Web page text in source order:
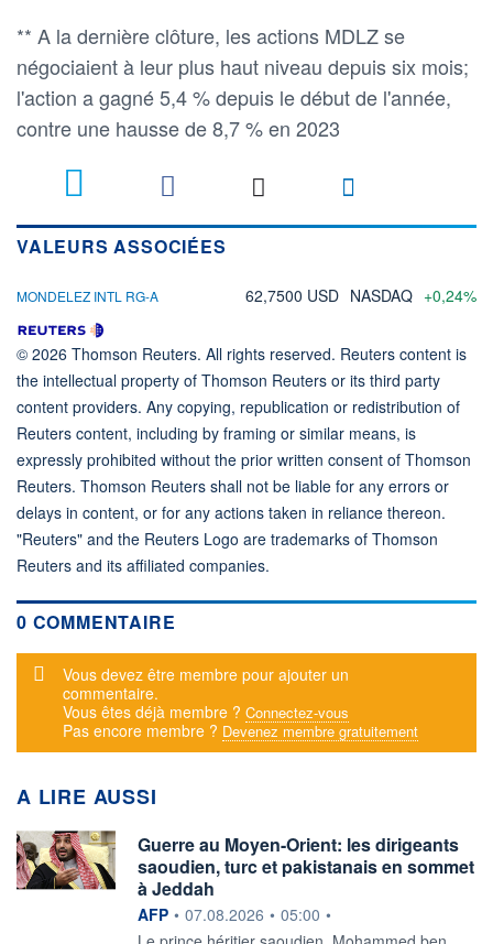
** A la dernière clôture, les actions MDLZ se
négociaient à leur plus haut niveau depuis six mois;
l'action a gagné 5,4 % depuis le début de l'année,
contre une hausse de 8,7 % en 2023
VALEURS ASSOCIÉES
MONDELEZ INTL RG-A 62,7500 USD NASDAQ +0,24%
© 2026 Thomson Reuters. All rights reserved. Reuters content is
the intellectual property of Thomson Reuters or its third party
content providers. Any copying, republication or redistribution of
Reuters content, including by framing or similar means, is
expressly prohibited without the prior written consent of Thomson
Reuters. Thomson Reuters shall not be liable for any errors or
delays in content, or for any actions taken in reliance thereon.
"Reuters" and the Reuters Logo are trademarks of Thomson
Reuters and its affiliated companies.
0 COMMENTAIRE
Message d'alerte
Vous devez être membre pour ajouter un
commentaire.
Vous êtes déjà membre ? Connectez-vous
Pas encore membre ? Devenez membre gratuitement
A LIRE AUSSI
Guerre au Moyen-Orient: les dirigeants
saoudien, turc et pakistanais en sommet
à Jeddah
information fournie par
AFP • 07.08.2026 • 05:00 •